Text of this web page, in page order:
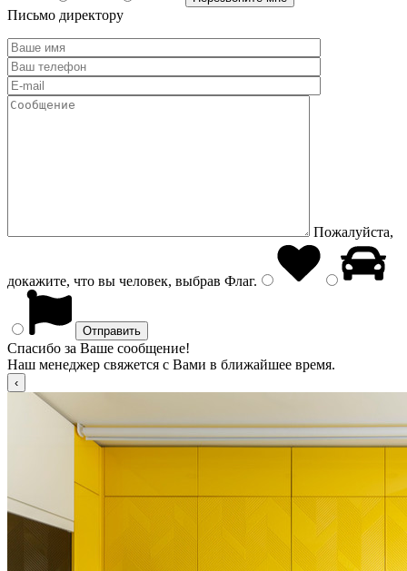
Письмо директору
Пожалуйста,
докажите, что вы человек, выбрав Флаг.
Спасибо за Ваше сообщение!
Наш менеджер свяжется с Вами в ближайшее время.